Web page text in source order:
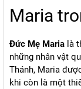
Maria
Đức Mẹ Maria là
những nhân vật
Thánh, Maria
khi còn là một